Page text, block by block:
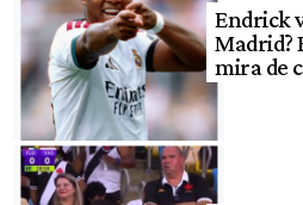
Endrick
Madrid?
mira de